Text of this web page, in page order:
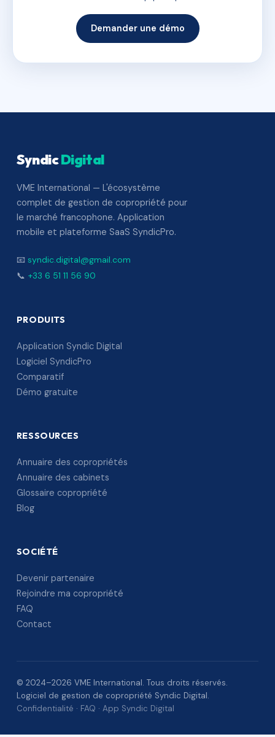
Demander une démo
SyndicDigital
VME International — L'écosystème
complet de gestion de copropriété pour
le marché francophone. Application
mobile et plateforme SaaS SyndicPro.
📧 syndic.digital@gmail.com
📞 +33 6 51 11 56 90
PRODUITS
Application Syndic Digital
Logiciel SyndicPro
Comparatif
Démo gratuite
RESSOURCES
Annuaire des copropriétés
Annuaire des cabinets
Glossaire copropriété
Blog
SOCIÉTÉ
Devenir partenaire
Rejoindre ma copropriété
FAQ
Contact
© 2024–2026 VME International. Tous droits réservés.
Logiciel de gestion de copropriété Syndic Digital.
Confidentialité · FAQ · App Syndic Digital